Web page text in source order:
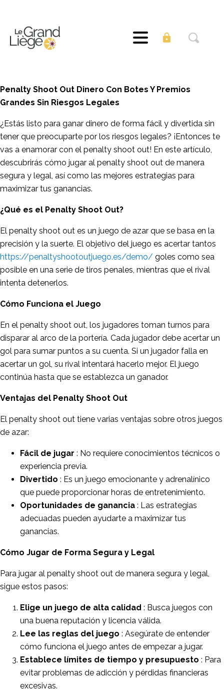
Penalty Shoot Out Dinero Con Botes Y Premios
Grandes Sin Riesgos Legales
¿Estás listo para ganar dinero de forma fácil y divertida sin
tener que preocuparte por los riesgos legales? ¡Entonces te
vas a enamorar con el penalty shoot out! En este artículo,
descubrirás cómo jugar al penalty shoot out de manera
segura y legal, así como las mejores estrategias para
maximizar tus ganancias.
¿Qué es el Penalty Shoot Out?
El penalty shoot out es un juego de azar que se basa en la
precisión y la suerte. El objetivo del juego es acertar tantos
https://penaltyshootoutjuego.es/demo/ goles como sea
posible en una serie de tiros penales, mientras que el rival
intenta detenerlos.
Cómo Funciona el Juego
En el penalty shoot out, los jugadores toman turnos para
disparar al arco de la portería. Cada jugador debe acertar un
gol para sumar puntos a su cuenta. Si un jugador falla en
acertar un gol, su rival intentará hacerlo mejor. El juego
continúa hasta que se establezca un ganador.
Ventajas del Penalty Shoot Out
El penalty shoot out tiene varias ventajas sobre otros juegos
de azar:
Fácil de jugar : No requiere conocimientos técnicos o
experiencia previa.
Divertido : Es un juego emocionante y adrenalínico
que puede proporcionar horas de entretenimiento.
Oportunidades de ganancia : Las estrategias
adecuadas pueden ayudarte a maximizar tus
ganancias.
Cómo Jugar de Forma Segura y Legal
Para jugar al penalty shoot out de manera segura y legal,
sigue estos pasos:
Elige un juego de alta calidad : Busca juegos con
una buena reputación y licencia válida.
Lee las reglas del juego : Asegúrate de entender
cómo funciona el juego antes de empezar a jugar.
Establece límites de tiempo y presupuesto : Para
evitar problemas de adicción y pérdidas financieras
excesivas.